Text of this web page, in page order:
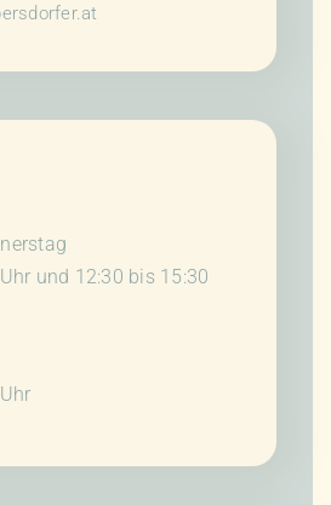
und 12:30 bis 15:30